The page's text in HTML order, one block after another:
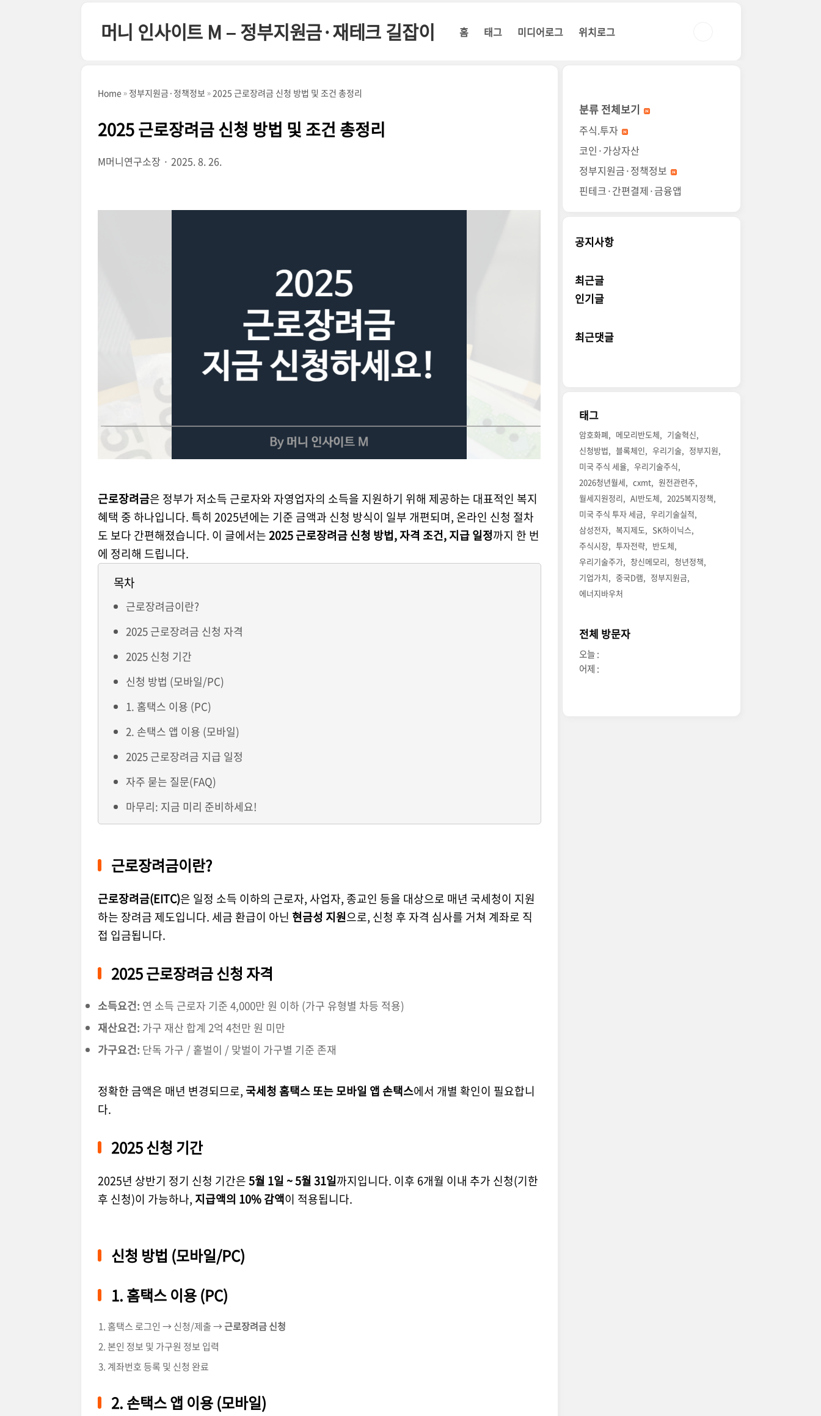
머니 인사이트 M – 정부지원금·재테크 길잡이 홈 태그 미디어로그 위치로그
Home 정부지원금·정책정보 2025 근로장려금 신청 방법 및 조건 총정리
2025 근로장려금 신청 방법 및 조건 총정리
M머니연구소장 2025. 8. 26.
근로장려금은 정부가 저소득 근로자와 자영업자의 소득을 지원하기 위해 제공하는 대표적인 복지
혜택 중 하나입니다. 특히 2025년에는 기준 금액과 신청 방식이 일부 개편되며, 온라인 신청 절차
도 보다 간편해졌습니다. 이 글에서는2025 근로장려금 신청 방법, 자격 조건, 지급 일정까지 한 번
에 정리해 드립니다.
목차
근로장려금이란?
2025 근로장려금 신청 자격
2025 신청 기간
신청 방법 (모바일/PC)
1. 홈택스 이용 (PC)
2. 손택스 앱 이용 (모바일)
2025 근로장려금 지급 일정
자주 묻는 질문(FAQ)
마무리: 지금 미리 준비하세요!
근로장려금이란?
근로장려금(EITC)은 일정 소득 이하의 근로자, 사업자, 종교인 등을 대상으로 매년 국세청이 지원
하는 장려금 제도입니다. 세금 환급이 아닌 현금성 지원으로, 신청 후 자격 심사를 거쳐 계좌로 직
접 입금됩니다.
2025 근로장려금 신청 자격
소득요건: 연 소득 근로자 기준 4,000만 원 이하 (가구 유형별 차등 적용)
재산요건: 가구 재산 합계 2억 4천만 원 미만
가구요건: 단독 가구 / 홑벌이 / 맞벌이 가구별 기준 존재
정확한 금액은 매년 변경되므로, 국세청 홈택스 또는 모바일 앱 손택스에서 개별 확인이 필요합니
다.
2025 신청 기간
2025년 상반기 정기 신청 기간은5월 1일 ~ 5월 31일까지입니다. 이후 6개월 이내 추가 신청(기한
후 신청)이 가능하나, 지급액의 10% 감액이 적용됩니다.
신청 방법 (모바일/PC)
1. 홈택스 이용 (PC)
홈택스 로그인 → 신청/제출 →근로장려금 신청
본인 정보 및 가구원 정보 입력
계좌번호 등록 및 신청 완료
2. 손택스 앱 이용 (모바일)
분류 전체보기
주식.투자
코인·가상자산
정부지원금·정책정보
핀테크·간편결제·금융앱
공지사항
최근글
인기글
최근댓글
태그
암호화폐 메모리반도체
기술혁신
신청방법
블록체인 우리기술
정부지원
미국 주식 세율
우리기술주식
2026청년월세
cxmt
원전관련주
월세지원정리
AI반도체
2025복지정책
미국 주식 투자 세금
우리기술실적
삼성전자
복지제도
SK하이닉스
주식시장
투자전략
반도체
우리기술주가
창신메모리
청년정책
기업가치
중국D램
정부지원금
에너지바우처
전체 방문자
오늘 :
어제 :